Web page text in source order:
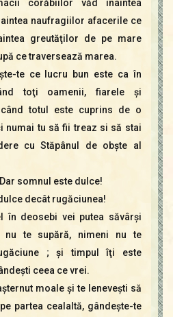
corăbiilor văd înaintea
naufragiilor afacerile ce
greutăţilor de pe mare
ce traversează marea.
te ce lucru bun este ca în
toţi oamenii, fiarele şi
totul este cuprins de o
numai tu să fii treaz si să stai
cu Stăpânul de obşte al
somnul este dulce!
decât rugăciunea!
în deosebi vei putea săvârşi
nu te supără, nimeni nu te
; şi timpul îţi este
ceea ce vrei.
moale şi te leneveşti să
partea cealaltă, gândeşte-te